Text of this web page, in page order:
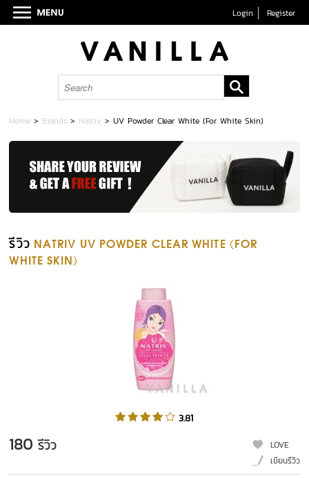
Login Register
Home > Brands > Natriv >UV Powder Clear White (For White Skin)
รีวิว NATRIV UV POWDER CLEAR WHITE (FOR
WHITE SKIN)
3.81
180 รีวิว
LOVE
เขียนรีวิว